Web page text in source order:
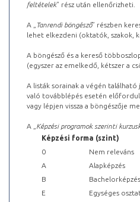
feltételek” rész után ellenőrizheti.
A „ Tanrendi böngésző” részben
lehet elkezdeni (oktatók, szakok,
A böngésző és a kereső
(egyszer az emelkedő, kétszer a
A listák sorainak a végén
való továbblépés esetén
vagy lépjen vissza a böngészője
A „ Képzési programok szerinti
Képzési forma (szint)
0
Nem releváns
A
Alapképzés
B
Bachelorképzés
E
Egységes